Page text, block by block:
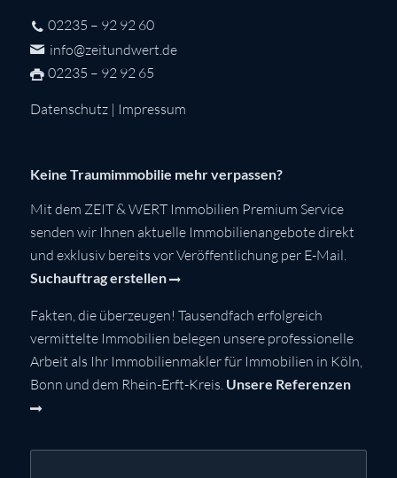
02235 – 92 92 60
info@zeitundwert.de
02235 – 92 92 65
Datenschutz| Impressum
Keine Traumimmobilie mehr verpassen?
Mit dem ZEIT & WERT Immobilien Premium Service
senden wir Ihnen aktuelle Immobilienangebote direkt
und exklusiv bereits vor Veröffentlichung per E-Mail.
Suchauftrag erstellen
Fakten, die überzeugen! Tausendfach erfolgreich
vermittelte Immobilien belegen unsere professionelle
Arbeit als Ihr Immobilienmakler für Immobilien in Köln,
Bonn und dem Rhein-Erft-Kreis. Unsere Referenzen